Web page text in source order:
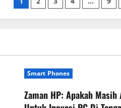
pos
Smart Phones
Zaman HP: Apakah Masih